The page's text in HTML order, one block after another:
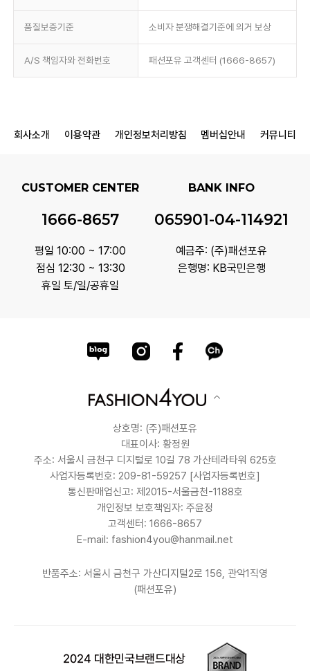
품질보증기준 소비자 분쟁해결기준에 의거 보상
A/S 책임자와 전화번호 패션포유 고객센터 (1666-8657)
회사소개 이용약관 개인정보처리방침 멤버십안내 커뮤니티
CUSTOMER CENTER
1666-8657
평일 10:00 ~ 17:00
점심 12:30 ~ 13:30
휴일 토/일/공휴일
BANK INFO
065901-04-114921
예금주: (주)패션포유
은행명: KB국민은행
상호명: (주)패션포유
대표이사: 황정원
주소: 서울시 금천구 디지털로 10길 78 가산테라타워 625호
사업자등록번호: 209-81-59257 [사업자등록번호]
통신판매업신고: 제2015-서울금천-1188호
개인정보 보호책임자: 주윤정
고객센터: 1666-8657
E-mail: fashion4you@hanmail.net
반품주소: 서울시 금천구 가산디지털2로 156, 관악1직영
(패션포유)